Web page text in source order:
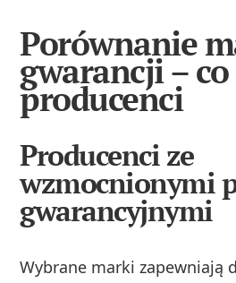
Porównanie
gwarancji –
producenci
Producenci ze
wzmocnionymi
gwarancyjnymi
Wybrane marki zapewniają